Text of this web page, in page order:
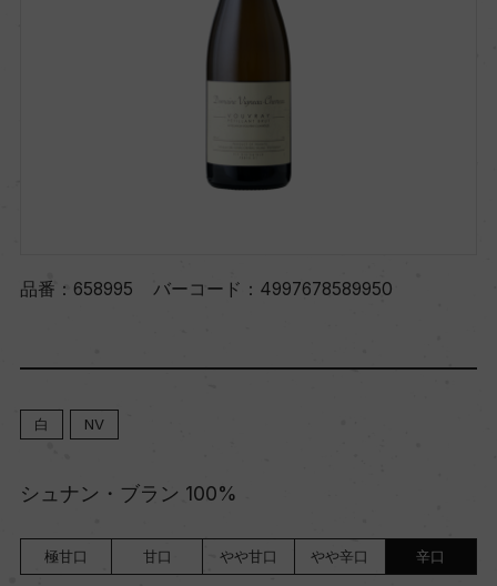
品番： 658995 バーコード： 4997678589950
白 NV
シュナン・ブラン 100%
極甘口 甘口 やや甘口 やや辛口 辛口